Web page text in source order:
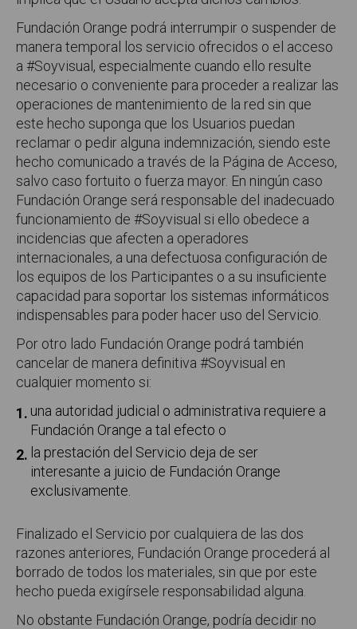
Fundación Orange podrá interrumpir o suspender de
manera temporal los servicio ofrecidos o el acceso
a #Soyvisual, especialmente cuando ello resulte
necesario o conveniente para proceder a realizar las
operaciones de mantenimiento de la red sin que
este hecho suponga que los Usuarios puedan
reclamar o pedir alguna indemnización, siendo este
hecho comunicado a través de la Página de Acceso,
salvo caso fortuito o fuerza mayor. En ningún caso
Fundación Orange será responsable del inadecuado
funcionamiento de #Soyvisual si ello obedece a
incidencias que afecten a operadores
internacionales, a una defectuosa configuración de
los equipos de los Participantes o a su insuficiente
capacidad para soportar los sistemas informáticos
indispensables para poder hacer uso del Servicio.
Por otro lado Fundación Orange podrá también
cancelar de manera definitiva #Soyvisual en
cualquier momento si:
una autoridad judicial o administrativa requiere a
Fundación Orange a tal efecto o
la prestación del Servicio deja de ser
interesante a juicio de Fundación Orange
exclusivamente.
Finalizado el Servicio por cualquiera de las dos
razones anteriores, Fundación Orange procederá al
borrado de todos los materiales, sin que por este
hecho pueda exigírsele responsabilidad alguna.
No obstante Fundación Orange, podría decidir no